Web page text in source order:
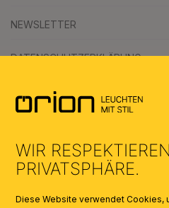
NEWSLETTER
DATENSCHUTZERKLÄRUNG
KATALOGE
WIR
PRIVATSPHÄRE.
Diese Website verwendet Cookies,